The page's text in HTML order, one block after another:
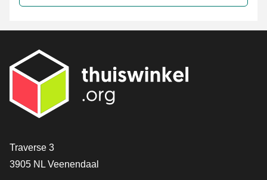
[_General:Contact]
Traverse 3
3905 NL Veenendaal